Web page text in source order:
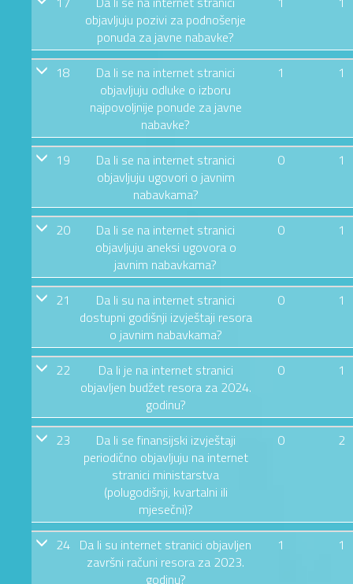
objavljuju pozivi za podnošenje
ponuda za javne nabavke?
18
Da li se na internet stranici
objavljuju odluke o izboru
najpovoljnije ponude za javne
nabavke?
1 1
19
Da li se na internet stranici
objavljuju ugovori o javnim
nabavkama?
0 1
20
Da li se na internet stranici
objavljuju aneksi ugovora o
javnim nabavkama?
0 1
21
Da li su na internet stranici
dostupni godišnji izvještaji resora
o javnim nabavkama?
0 1
22
Da li je na internet stranici
objavljen budžet resora za 2024.
godinu?
0 1
23
Da li se finansijski izvještaji
periodično objavljuju na internet
stranici ministarstva
(polugodišnji, kvartalni ili
mjesečni)?
0 2
24 Da li su internet stranici objavljen
završni računi resora za 2023.
godinu?
1 1